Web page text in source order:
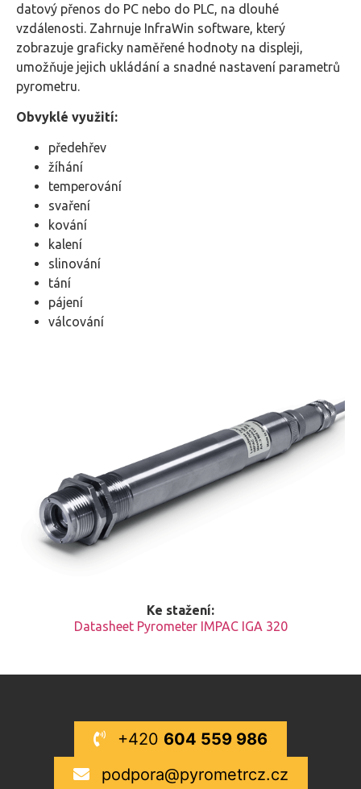
datový přenos do PC nebo do PLC, na dlouhé
vzdálenosti. Zahrnuje InfraWin software, který
zobrazuje graficky naměřené hodnoty na displeji,
umožňuje jejich ukládání a snadné nastavení parametrů
pyrometru.
Obvyklé využití:
předehřev
žíhání
temperování
svaření
kování
kalení
slinování
tání
pájení
válcování
Ke stažení:
Datasheet Pyrometer IMPAC IGA 320
+420 604 559 986
podpora@pyrometrcz.cz